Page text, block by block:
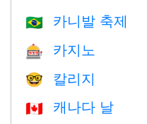
🇧🇷 카니발 축제
🎰 카지노
🤓 칼리지
🇨🇦 캐나다 날